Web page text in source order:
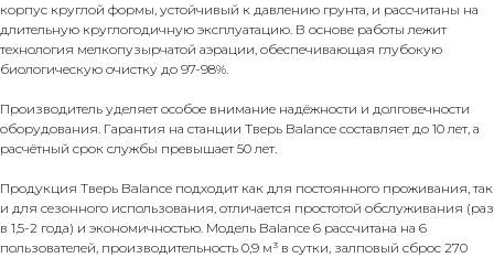
корпус круглой формы, устойчивый к давлению грунта, и рассчитаны на
длительную круглогодичную эксплуатацию. В основе работы лежит
технология мелкопузырчатой аэрации, обеспечивающая глубокую
биологическую очистку до 97-98%.
Производитель уделяет особое внимание надёжности и долговечности
оборудования. Гарантия на станции Тверь Balance составляет до 10 лет, а
расчётный срок службы превышает 50 лет.
Продукция Тверь Balance подходит как для постоянного проживания, так
и для сезонного использования, отличается простотой обслуживания (раз
в 1,5-2 года) и экономичностью. Модель Balance 6 рассчитана на 6
пользователей, производительность 0,9 м³ в сутки, залповый сброс 270